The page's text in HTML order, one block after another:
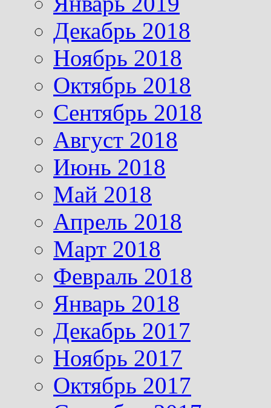
Декабрь 2018
Ноябрь 2018
Октябрь 2018
Сентябрь 2018
Август 2018
Июнь 2018
Май 2018
Апрель 2018
Март 2018
Февраль 2018
Январь 2018
Декабрь 2017
Ноябрь 2017
Октябрь 2017